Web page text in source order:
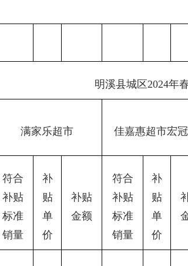
明溪县城区2024年
满家乐超市 佳嘉惠超市宏
符合
补贴
标准
销量
补
贴
单
价
补贴
金额
符合
补贴
标准
销量
补
贴
单
价